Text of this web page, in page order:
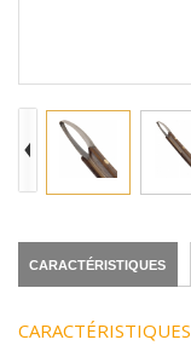
CARACTÉRISTIQUES
CARACTÉRISTIQUES